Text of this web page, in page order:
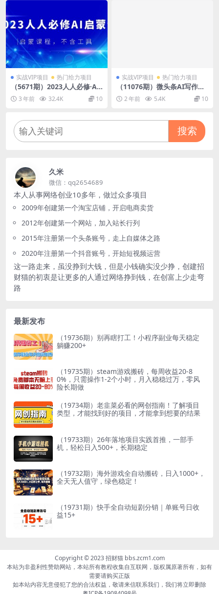
实战VIP项目 热门给力项目
（5671期）2023人人必修·AI
启蒙课，启蒙课程，不含工具
3 年前 32.4K 10
实战VIP项目 热门给力项目
（11076期）微头条AI写作小
副业，AI一键二创高端玩法 普
通人也能月入40000+
2 年前 5.4K 10
搜索
久米
微信：qq2654689
本人从事网络创业10多年，做过众多项目
2009年创建第一个淘宝店铺，开启电商卖货
2012年创建第一个网站，加入站长行列
2015年注册第一个头条账号，走上自媒体之路
2020年注册第一个抖音账号，开始短视频运营
这一路走来，虽没挣到大钱，但是小钱确实没少挣，创建招
财猫的初衷是让更多的人通过网络挣到钱，在创富上少走弯
路
最新发布
（19736期）别再瞎打工！小程序副业每天稳定
躺赚200+
（19735期）steam游戏搬砖，每周收益20-8
0%，只需操作1-2个小时，月入稳稳过万，零风
险长期做
（19734期）老韭菜必看的网创指南！了解项目
类型，才能找到好的项目，才能拿到想要的结果
（19733期）26年落地项目实践首推，一部手
机，轻松日入500+，长期稳定
（19732期）海外游戏全自动搬砖，日入1000+，
全天无人值守，绿色稳定！
（19731期）快手全自动短剧分销｜单账号日收
益15+
Copyright © 2023 招财猫 bbs.zcm1.com
本站为非盈利性赞助网站，本站所有教程收集自互联网，版权属原著所有，如有
需要请购买正版
如本站内容无意侵犯了您的合法权益，敬请来信联系我们，我们将立即删除